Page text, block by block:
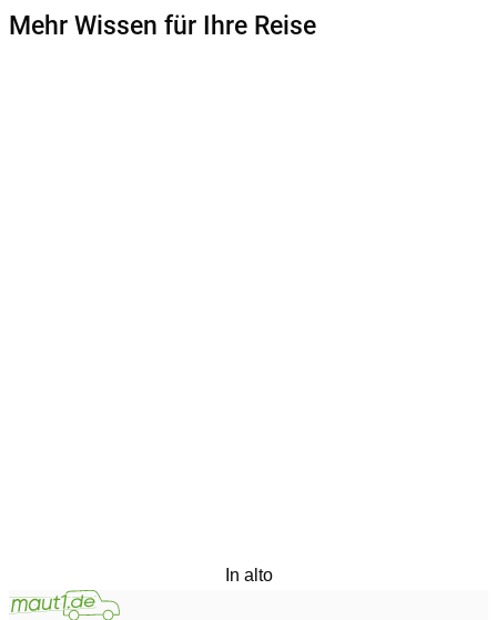
Mehr Wissen für Ihre Reise
In alto